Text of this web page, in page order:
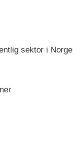
sektor i Norge